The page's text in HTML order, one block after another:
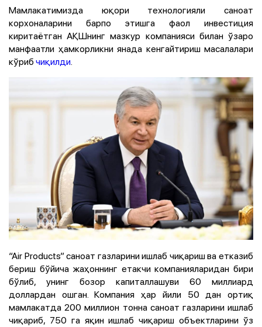
Мамлакатимизда юқори технологияли саноат
корхоналарини барпо этишга фаол инвестиция
киритаётган АҚШнинг мазкур компанияси билан ўзаро
манфаатли ҳамкорликни янада кенгайтириш масалалари
кўрибчиқилди.
“Air Products” саноат газларини ишлаб чиқариш ва етказиб
бериш бўйича жаҳоннинг етакчи компанияларидан бири
бўлиб, унинг бозор капиталлашуви 60 миллиард
доллардан ошган. Компания ҳар йили 50 дан ортиқ
мамлакатда 200 миллион тонна саноат газларини ишлаб
чиқариб, 750 га яқин ишлаб чиқариш объектларини ўз